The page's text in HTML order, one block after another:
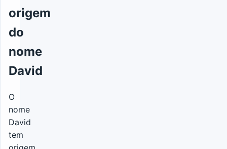
origem
do
nome
David
O
nome
David
tem